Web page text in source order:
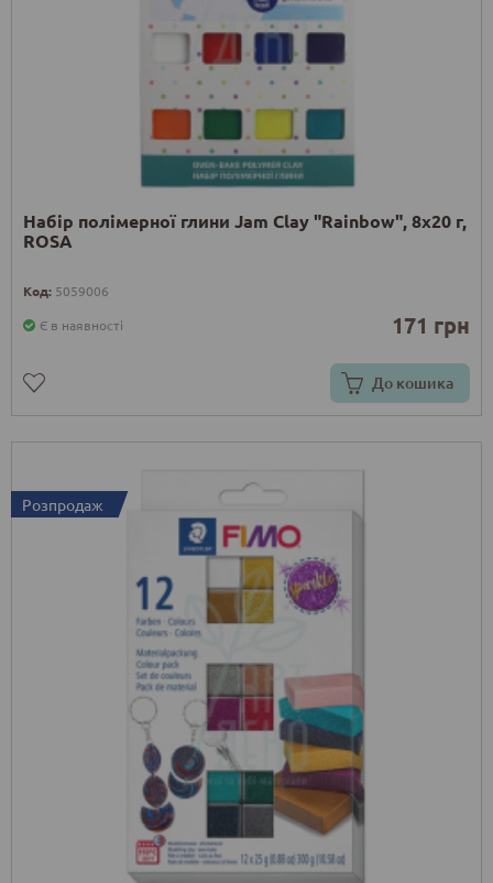
Набір полімерної глини Jam Clay "Rainbow", 8х20 г,
ROSA
Код: 5059006
Є в наявності
171 грн
До кошика
Розпродаж